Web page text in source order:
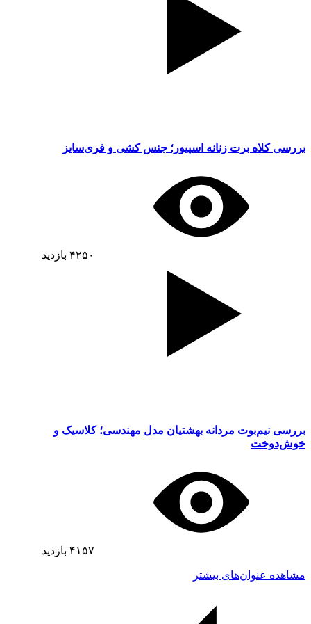
بررسی کلاه برت زنانه اسپیور؛ جنس کشی و فری‌سایز
۴۲۵۰ بازدید
بررسی نیم‌بوت مردانه بهشتیان مدل مهندسی؛ کلاسیک و
خوش‌دوخت
۴۱۵۷ بازدید
مشاهده عنوان‌های بیشتر